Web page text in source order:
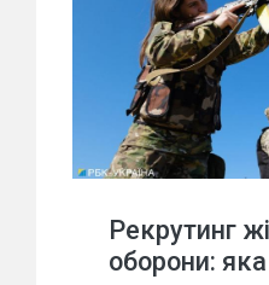
Рекрутинг
оборони: